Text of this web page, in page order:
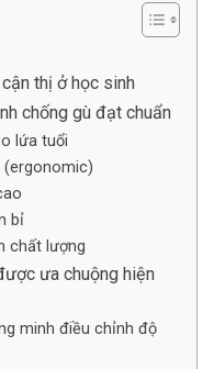
thị ở học sinh
chống gù đạt chuẩn
lứa tuổi
(ergonomic)
bỉ
chất lượng
ưa chuộng hiện
minh điều chỉnh độ